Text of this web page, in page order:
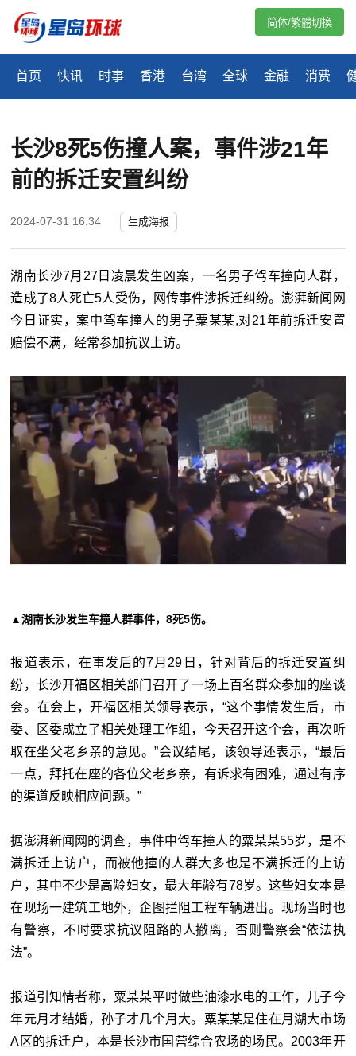
首页 快讯 时事 香港 台湾 全球 金融 消费
简体/繁體切換
长沙8死5伤撞人案，事件涉21年
前的拆迁安置纠纷
2024-07-31 16:34 生成海报
湖南长沙7月27日凌晨发生凶案，一名男子驾车撞向人群，
造成了8人死亡5人受伤，网传事件涉拆迁纠纷。澎湃新闻网
今日证实，案中驾车撞人的男子粟某某,对21年前拆迁安置
赔偿不满，经常参加抗议上访。
▲湖南长沙发生车撞人群事件，8死5伤。
报道表示，在事发后的7月29日，针对背后的拆迁安置纠
纷，长沙开福区相关部门召开了一场上百名群众参加的座谈
会。在会上，开福区相关领导表示，“这个事情发生后，市
委、区委成立了相关处理工作组，今天召开这个会，再次听
取在坐父老乡亲的意见。”会议结尾，该领导还表示，“最后
一点，拜托在座的各位父老乡亲，有诉求有困难，通过有序
的渠道反映相应问题。”
据澎湃新闻网的调查，事件中驾车撞人的粟某某55岁，是不
满拆迁上访户，而被他撞的人群大多也是不满拆迁的上访
户，其中不少是高龄妇女，最大年龄有78岁。这些妇女本是
在现场一建筑工地外，企图拦阻工程车辆进出。现场当时也
有警察，不时要求抗议阻路的人撤离，否则警察会“依法执
法”。
报道引知情者称，粟某某平时做些油漆水电的工作，儿子今
年元月才结婚，孙子才几个月大。粟某某是住在月湖大市场
A区的拆迁户，本是长沙市国营综合农场的场民。2003年开